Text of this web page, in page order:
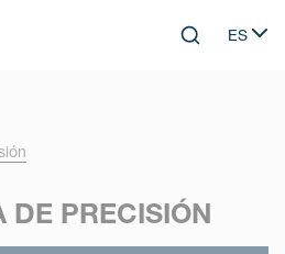
Skip to main contentSearchES
Select
DE PRECISIÓN